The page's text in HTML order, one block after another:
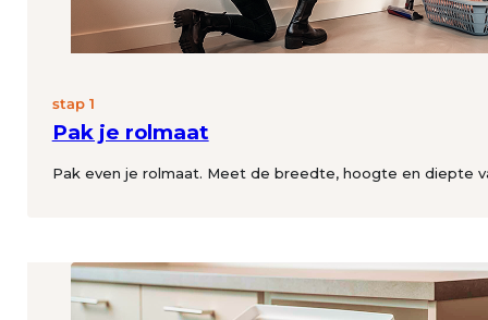
stap 1
Pak je rolmaat
Pak even je rolmaat. Meet de breedte, hoogte en diepte